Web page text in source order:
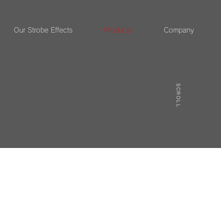
Our Strobe Effects Products Company
SCROLL